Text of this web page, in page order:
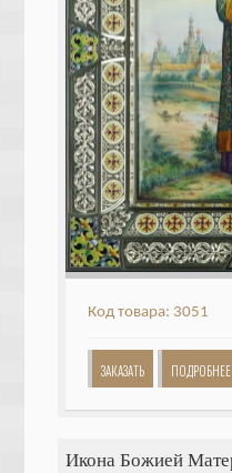
Код товара: 3051
ЗАКАЗАТЬ ПОДРОБНЕЕ